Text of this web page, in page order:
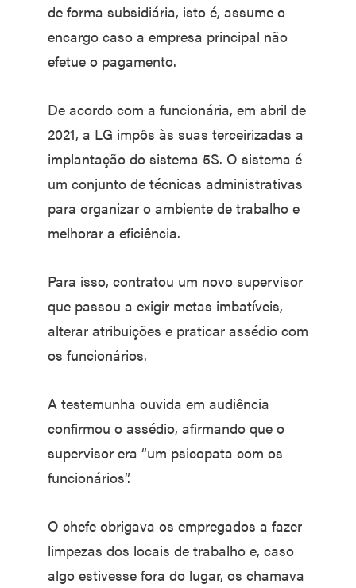
de forma subsidiária, isto é, assume o
encargo caso a empresa principal não
efetue o pagamento.
De acordo com a funcionária, em abril de
2021, a LG impôs às suas terceirizadas a
implantação do sistema 5S. O sistema é
um conjunto de técnicas administrativas
para organizar o ambiente de trabalho e
melhorar a eficiência.
Para isso, contratou um novo supervisor
que passou a exigir metas imbatíveis,
alterar atribuições e praticar assédio com
os funcionários.
A testemunha ouvida em audiência
confirmou o assédio, afirmando que o
supervisor era “um psicopata com os
funcionários”.
O chefe obrigava os empregados a fazer
limpezas dos locais de trabalho e, caso
algo estivesse fora do lugar, os chamava